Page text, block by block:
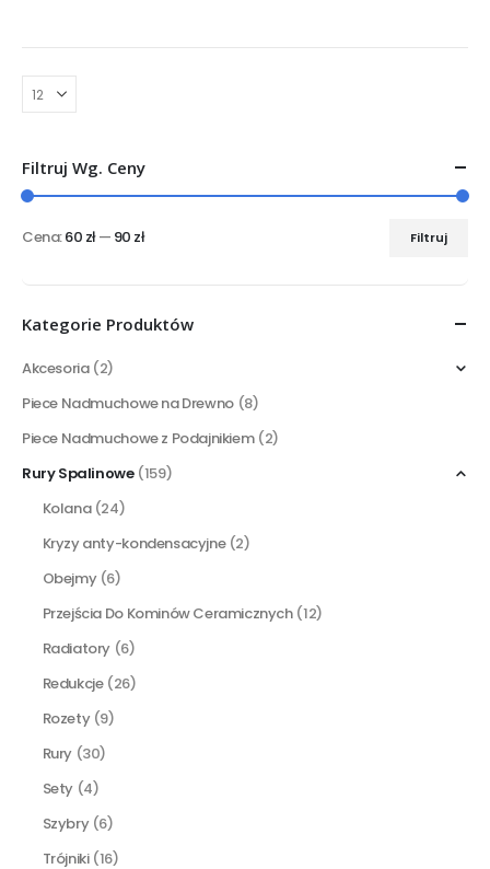
Filtruj Wg. Ceny
Filtruj
Cena:60 zł— 90 zł
Kategorie Produktów
Akcesoria (2)
Piece Nadmuchowe na Drewno (8)
Piece Nadmuchowe z Podajnikiem (2)
Rury Spalinowe (159)
Kolana (24)
Kryzy anty-kondensacyjne (2)
Obejmy (6)
Przejścia Do Kominów Ceramicznych (12)
Radiatory (6)
Redukcje (26)
Rozety (9)
Rury (30)
Sety (4)
Szybry (6)
Trójniki (16)